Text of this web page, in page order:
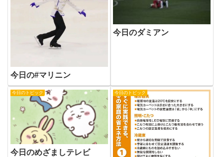
今日の#マリニン
今日のダミアン
今日のトピック
今日のめざましテレビ
今日のトピック